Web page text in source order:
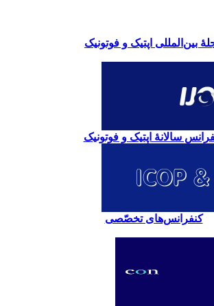
بین‌المللی اپتیک و فوتونیک
سالانۀ اپتیک و فوتونیک
کنفرانس‌های تخصّصی